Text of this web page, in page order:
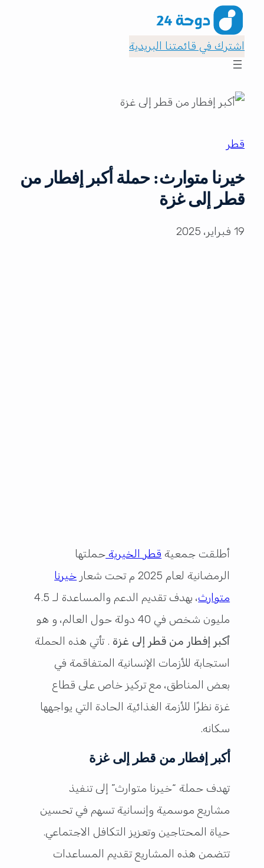
اشترك في قائمتنا البريدية
قطر
خيرنا متوارث: حملة أكبر إفطار من
قطر إلى غزة
19 فبراير، 2025
أطلقت جمعية قطر الخيرية حملتها
الرمضانية لعام 2025 م تحت شعار
خيرنا
متوارث
، بهدف تقديم الدعم والمساعدة لـ 4.5
مليون شخص في 40 دولة حول العالم، و هو
أكبر إفطار من قطر إلى غزة . تأتي هذه الحملة
استجابة للأزمات الإنسانية المتفاقمة في
بعض المناطق، مع تركيز خاص على قطاع
غزة نظرًا للأزمة الغذائية الحادة التي يواجهها
سكانه.
أكبر إفطار من قطر إلى غزة
تهدف حملة “خيرنا متوارث” إلى تنفيذ
مشاريع موسمية وإنسانية تسهم في تحسين
حياة المحتاجين وتعزيز التكافل الاجتماعي.
تتضمن هذه المشاريع تقديم المساعدات